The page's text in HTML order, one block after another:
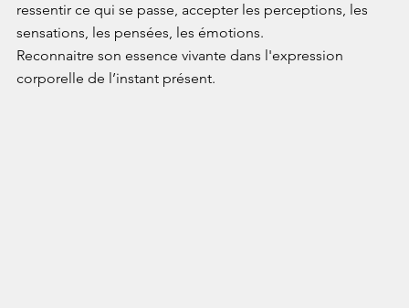
ressentir ce qui se passe, accepter les perceptions, les
sensations, les pensées, les émotions.
Reconnaitre son essence vivante dans l'expression
corporelle de l’instant présent.